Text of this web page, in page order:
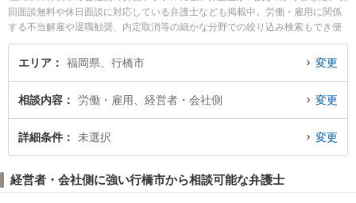
回面談無料や休日面談に対応している弁護士なども掲載中。労働・雇用に関係
する不当解雇や退職勧奨、内定取消等の細かな分野での絞り込み検索もでき便
利です。特に髙橋功太法律事務所の髙橋 功太弁護士や塘岡法律事務所の塘岡 信
義弁護士のプロフィール情報や弁護士費用、強みなどが注目されています。
くの弁護士を検索したい』『初回相談無料で会社側の労働トラブルを法律相談
できる行橋市内の弁護士に相談予約したい』などでお困りの相談者さんにおす
すめです。
エリア 福岡県、行橋市 変更
相談内容 労働・雇用、経営者・会社側 変更
詳細条件 未選択 変更
経営者・会社側に強い行橋市から相談可能な弁護士